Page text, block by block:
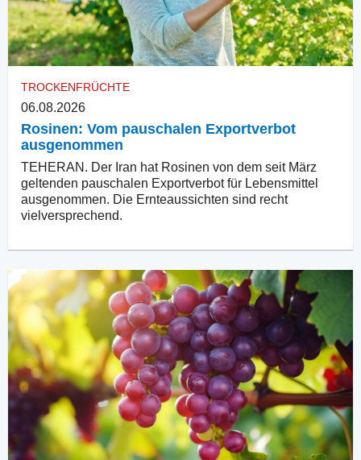
TROCKENFRÜCHTE
06.08.2026
Rosinen: Vom pauschalen Exportverbot
ausgenommen
TEHERAN. Der Iran hat Rosinen von dem seit März
geltenden pauschalen Exportverbot für Lebensmittel
ausgenommen. Die Ernteaussichten sind recht
vielversprechend.